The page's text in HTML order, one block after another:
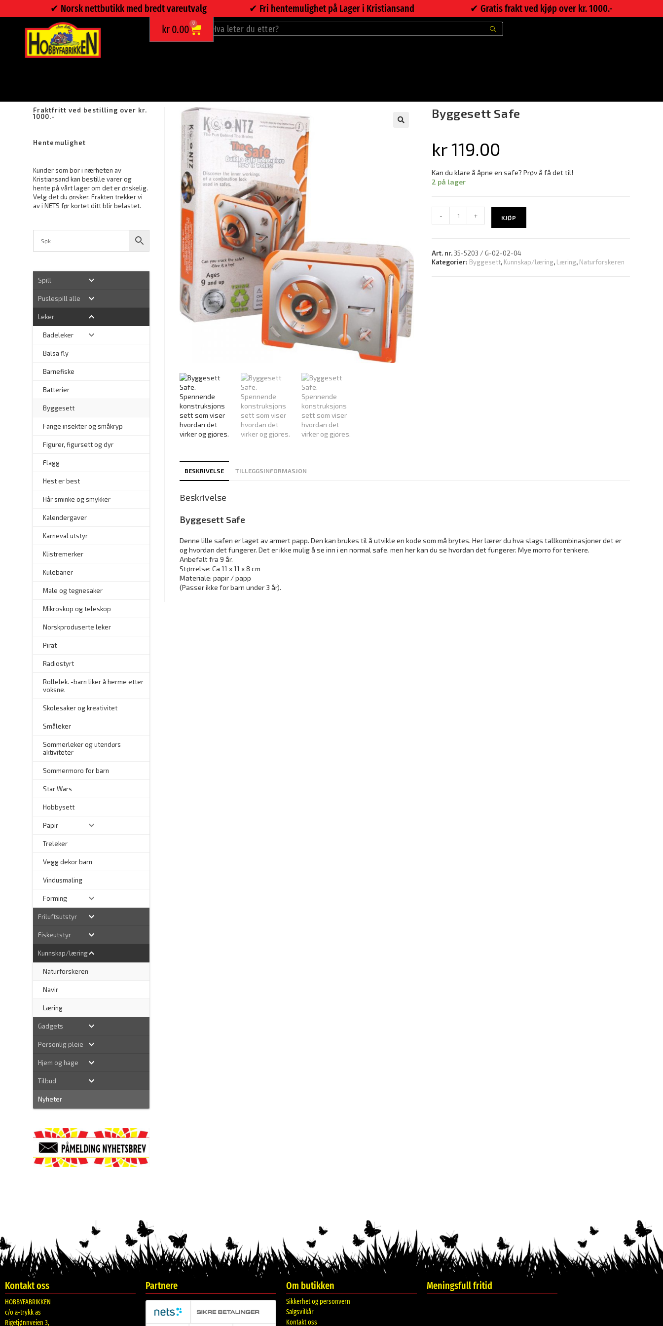
✔︎ Norsk nettbutikk med bredt vareutvalg ✔︎ Fri hentemulighet på Lager i Kristiansand ✔︎ Gratis frakt ved kjøp over kr. 1000.-
kr0.00 0
Byggesett Safe
kr119.00
Kan du klare å åpne en safe? Prøv å få det til!
2 på lager
- + KJØP
Art. nr.35-5203 / G-02-02-04
Kategorier: Byggesett, Kunnskap/læring, Læring, Naturforskeren
BESKRIVELSE TILLEGGSINFORMASJON
Beskrivelse
Byggesett Safe
Denne lille safen er laget av armert papp. Den kan brukes til å utvikle en kode som må brytes. Her lærer du hva slags tallkombinasjoner det er
og hvordan det fungerer. Det er ikke mulig å se inn i en normal safe, men her kan du se hvordan det fungerer. Mye morro for tenkere.
Anbefalt fra 9 år.
Størrelse: Ca 11 x 11 x 8 cm
Materiale: papir / papp
(Passer ikke for barn under 3 år).
Fraktfritt ved bestilling over kr.
1000.-
Hentemulighet
Kunder som bor i nærheten av
Kristiansand kan bestille varer og
hente på vårt lager om det er ønskelig.
Velg det du ønsker. Frakten trekker vi
av i NETS før kortet ditt blir belastet.
Spill
Puslespill alle
Leker
Badeleker
Balsa fly
Barnefiske
Batterier
Byggesett
Fange insekter og småkryp
Figurer, figursett og dyr
Flagg
Hest er best
Hår sminke og smykker
Kalendergaver
Karneval utstyr
Klistremerker
Kulebaner
Male og tegnesaker
Mikroskop og teleskop
Norskproduserte leker
Pirat
Radiostyrt
Rollelek. -barn liker å herme etter
voksne.
Skolesaker og kreativitet
Småleker
Sommerleker og utendørs
aktiviteter
Sommermoro for barn
Star Wars
Hobbysett
Papir
Treleker
Vegg dekor barn
Vindusmaling
Forming
Friluftsutstyr
Fiskeutstyr
Kunnskap/læring
Naturforskeren
Navir
Læring
Gadgets
Personlig pleie
Hjem og hage
Tilbud
Nyheter
Kontakt oss
HOBBYFABRIKKEN
c/o a-trykk as
Rigetjønnveien 3,
Partnere Om butikken
Sikkerhet og personvern
Salgsvilkår
Kontakt oss
Meningsfull fritid